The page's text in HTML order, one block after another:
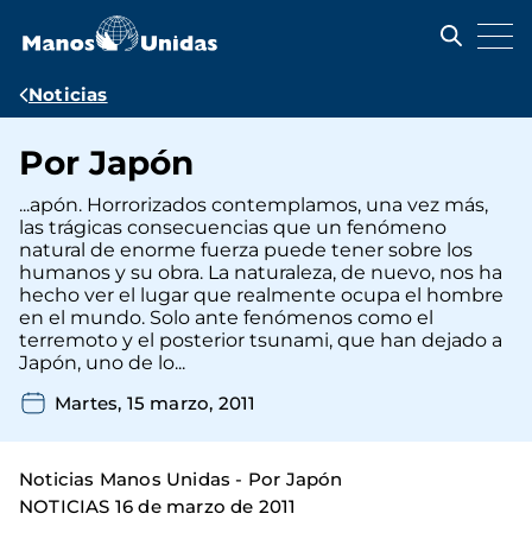
contenido
Ruta
navegación
Noticias
Por Japón
...apón. Horrorizados contemplamos, una vez más,
las trágicas consecuencias que un fenómeno
natural de enorme fuerza puede tener sobre los
humanos y su obra. La naturaleza, de nuevo, nos ha
hecho ver el lugar que realmente ocupa el hombre
en el mundo. Solo ante fenómenos como el
terremoto y el posterior tsunami, que han dejado a
Japón, uno de lo...
Martes, 15 marzo, 2011
Noticias Manos Unidas - Por Japón
NOTICIAS 16 de marzo de 2011